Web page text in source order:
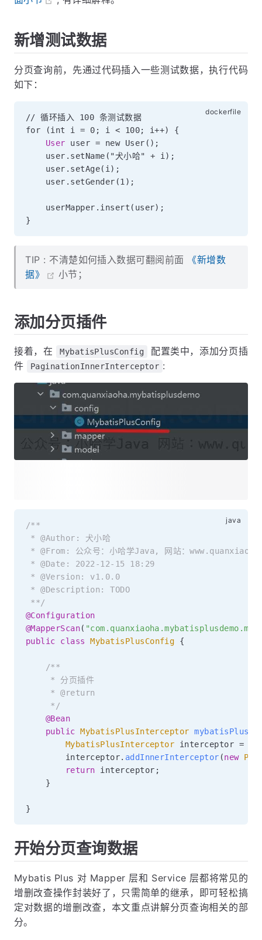
新增测试数据
分页查询前，先通过代码插入一些测试数据，执行代码
如下：
// 循环插入 100 条测试数据
for (int i = 0; i < 100; i++) {
User user = new User();
    user.setName("犬小哈" + i);
    user.setAge(i);
    user.setGender(1);
    userMapper.insert(user);
TIP : 不清楚如何插入数据可翻阅前面
《新增数
据》
小节；
添加分页插件
接着，在 MybatisPlusConfig
配置类中，添加分页插
件
PaginationInnerInterceptor :
/**
* @Author: 犬小哈
* @From: 公众号：小哈学Java, 网站：
* @Date: 2022-12-15 18:29
* @Version: v1.0.0
* @Description: TODO
**/
@Configuration
@MapperScan(
public
class MybatisPlusConfig {
/**
     * 分页插件
     * @return
     */
@Bean
public MybatisPlusInterceptor
MybatisPlusInterceptor interceptor =
        interceptor
. addInnerInterceptor (new
return interceptor ;
}
}
开始分页查询数据
Mybatis Plus 对 Mapper 层和 Service 层都将常见的
增删改查操作封装好了，只需简单的继承，即可轻松搞
定对数据的增删改查，本文重点讲解分页查询相关的部
分。